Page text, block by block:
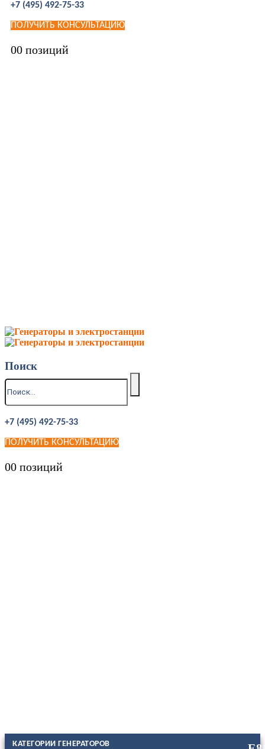
+7 (495) 492-75-33
ПОЛУЧИТЬ КОНСУЛЬТАЦИЮ
00 позиций
Поиск
+7 (495) 492-75-33
ПОЛУЧИТЬ КОНСУЛЬТАЦИЮ
00 позиций
КАТЕГОРИИ ГЕНЕРАТОРОВ